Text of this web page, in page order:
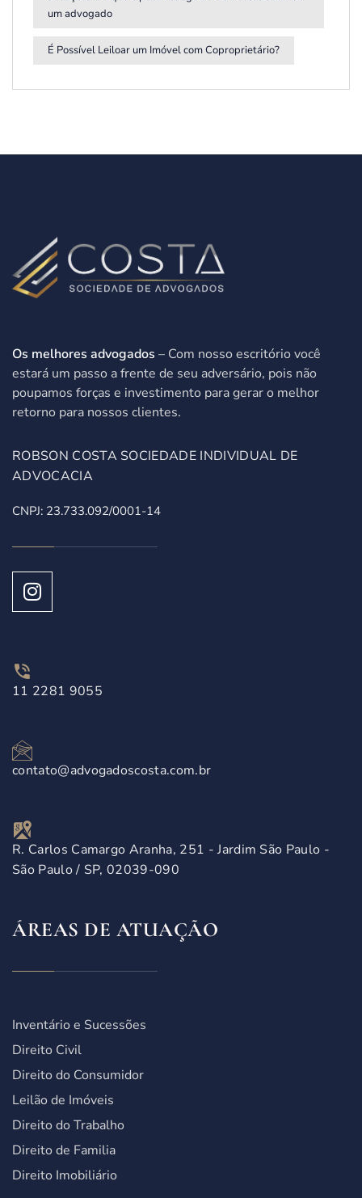
um advogado
É Possível Leiloar um Imóvel com Coproprietário?
Os melhores advogados – Com nosso escritório você
estará um passo a frente de seu adversário, pois não
poupamos forças e investimento para gerar o melhor
retorno para nossos clientes.
ROBSON COSTA SOCIEDADE INDIVIDUAL DE
ADVOCACIA
CNPJ: 23.733.092/0001-14
11 2281 9055
contato@advogadoscosta.com.br
R. Carlos Camargo Aranha, 251 - Jardim São Paulo -
São Paulo / SP, 02039-090
ÁREAS DE ATUAÇÃO
Inventário e Sucessões
Direito Civil
Direito do Consumidor
Leilão de Imóveis
Direito do Trabalho
Direito de Familia
Direito Imobiliário